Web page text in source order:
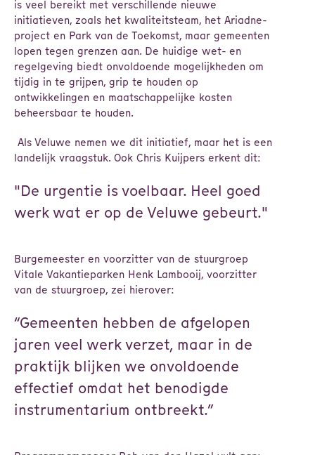
is veel bereikt met verschillende nieuwe
initiatieven, zoals het kwaliteitsteam, het Ariadne-
project en Park van de Toekomst, maar gemeenten
lopen tegen grenzen aan. De huidige wet- en
regelgeving biedt onvoldoende mogelijkheden om
tijdig in te grijpen, grip te houden op
ontwikkelingen en maatschappelijke kosten
beheersbaar te houden.
Als Veluwe nemen we dit initiatief, maar het is een
landelijk vraagstuk. Ook Chris Kuijpers erkent dit:
"De urgentie is voelbaar. Heel goed
werk wat er op de Veluwe gebeurt."
Burgemeester en voorzitter van de stuurgroep
Vitale Vakantieparken Henk Lambooij, voorzitter
van de stuurgroep, zei hierover:
“Gemeenten hebben de afgelopen
jaren veel werk verzet, maar in de
praktijk blijken we onvoldoende
effectief omdat het benodigde
instrumentarium ontbreekt.”